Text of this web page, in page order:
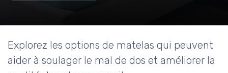
Explorez les options de matelas qui peuvent
aider à soulager le mal de dos et améliorer la